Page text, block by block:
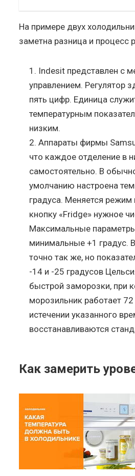
На примере двух
заметна разница и процесс
Indesit представлен с
управлением. Регулятор
пять цифр. Единица
температурным
низким.
Аппараты фирмы
что каждое отделение в
самостоятельно. В
умолчанию настроена
градуса. Меняется режим
кнопку «Fridge» нужное
Максимальные
минимальные +1 градус.
точно так же, но
-14 и -25 градусов
быстрой заморозки, при
морозильник работает
истечении указанного
восстанавливаются
Как замерить